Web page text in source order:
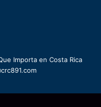
Importa en Costa Rica